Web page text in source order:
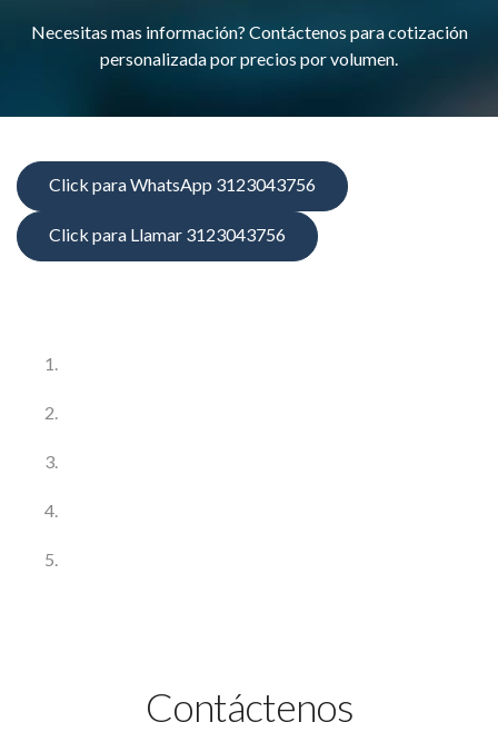
Necesitas mas información? Contáctenos para cotización
personalizada por precios por volumen.
Click para WhatsApp 3123043756
Click para Llamar 3123043756
Contáctenos